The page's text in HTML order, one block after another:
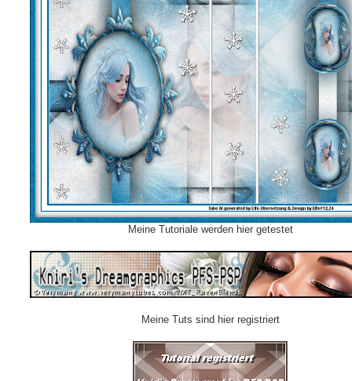
a
g
Meine Tutoriale werden hier getestet
Meine Tuts sind hier registriert